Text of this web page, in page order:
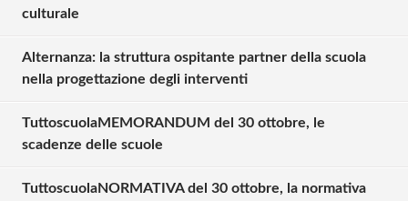
culturale
Alternanza: la struttura ospitante partner della scuola
nella progettazione degli interventi
TuttoscuolaMEMORANDUM del 30 ottobre, le
scadenze delle scuole
TuttoscuolaNORMATIVA del 30 ottobre, la normativa
Solo gli utenti registrati possono